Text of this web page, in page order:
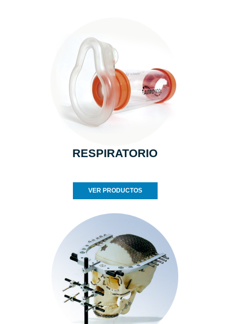
RESPIRATORIO
VER PRODUCTOS